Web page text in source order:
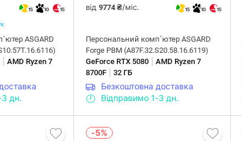
15 10 15
ASGARD
AMD Ryzen 7
3 дн.
від9774 ₴/міс. 15 10 15
Персональний комп`ютер ASGARD
Forge PBM (A87F.32.S20.58.16.6119)
GeForce RTX 5080 |AMD Ryzen 7
8700F |32 ГБ
Безкоштовна доставка
Відправимо 1-3 дн.
-5%